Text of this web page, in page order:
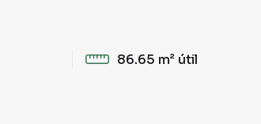
86.65 m² útil